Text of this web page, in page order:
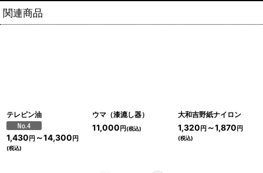
関連商品
テレピン油
1,430 円 ～14,300 円
(税込)
ウマ（漆漉し器）
11,000 円(税込)
大和吉野紙ナイロン
1,320 円 ～1,870 円
(税込)